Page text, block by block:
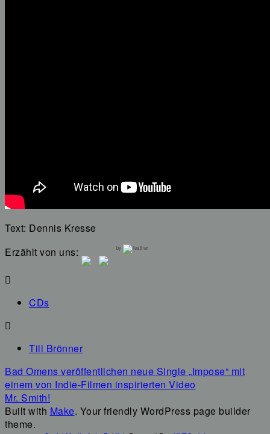
Text: Dennis Kresse
Erzählt von uns:
by
CDs
Till Brönner
Navigation
innerhalb
eines
Beitrags
Bad Omens veröffentlichen neue Single „Impose“ mit
einem von Indie-Filmen inspirierten Video
Mr. Smith!
Built with Make. Your friendly WordPress page builder
theme.